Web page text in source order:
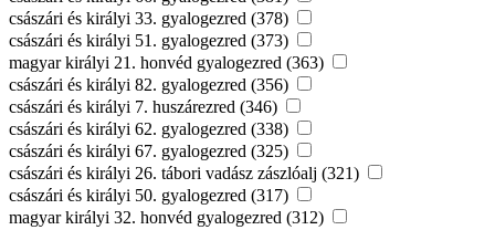
császári és királyi 33. gyalogezred (378)
császári és királyi 51. gyalogezred (373)
magyar királyi 21. honvéd gyalogezred (363)
császári és királyi 82. gyalogezred (356)
császári és királyi 7. huszárezred (346)
császári és királyi 62. gyalogezred (338)
császári és királyi 67. gyalogezred (325)
császári és királyi 26. tábori vadász zászlóalj (321)
császári és királyi 50. gyalogezred (317)
magyar királyi 32. honvéd gyalogezred (312)